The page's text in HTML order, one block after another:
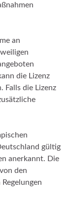
an
die Lizenz
Falls die Lizenz
gültig
anerkannt. Die
den